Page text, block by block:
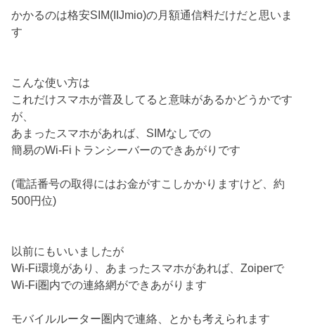
かかるのは格安SIM(IIJmio)の月額通信料だけだと思いま
す
こんな使い方は
これだけスマホが普及してると意味があるかどうかです
が、
あまったスマホがあれば、SIMなしでの
簡易のWi-Fiトランシーバーのできあがりです
(電話番号の取得にはお金がすこしかかりますけど、約
500円位)
以前にもいいましたが
Wi-Fi環境があり、あまったスマホがあれば、Zoiperで
Wi-Fi圏内での連絡網ができあがります
モバイルルーター圏内で連絡、とかも考えられます